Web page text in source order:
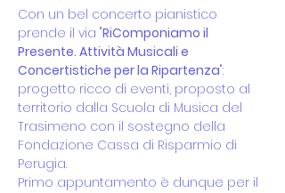
Con un bel concerto pianistico
prende il via "RiComponiamo il
Presente. Attività Musicali e
Concertistiche per la Ripartenza":
progetto ricco di eventi, proposto al
territorio dalla Scuola di Musica del
Trasimeno con il sostegno della
Fondazione Cassa di Risparmio di
Perugia.
Primo appuntamento è dunque per il